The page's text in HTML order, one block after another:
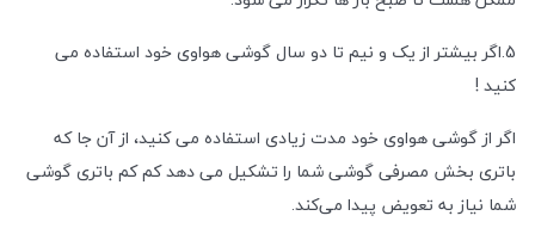
5.اگر بیشتر از یک و نیم تا دو سال گوشی هواوی خود استفاده می
کنید !
اگر از گوشی هواوی خود مدت زیادی استفاده می کنید، از آن جا که
باتری بخش مصرفی گوشی شما را تشکیل می دهد کم کم باتری گوشی
شما نیاز به تعویض پیدا می‌کند.